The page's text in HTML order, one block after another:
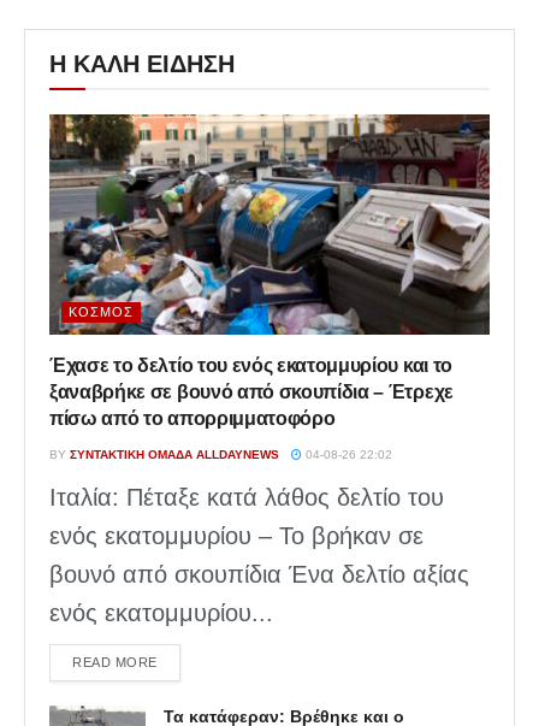
Η ΚΑΛΗ ΕΙΔΗΣΗ
ΚΌΣΜΟΣ
Έχασε το δελτίο του ενός εκατομμυρίου και το
ξαναβρήκε σε βουνό από σκουπίδια – Έτρεχε
πίσω από το απορριμματοφόρο
BY ΣΥΝΤΑΚΤΙΚΉ ΟΜΆΔΑ ALLDAYNEWS 04-08-26 22:02
Ιταλία: Πέταξε κατά λάθος δελτίο του
ενός εκατομμυρίου – Το βρήκαν σε
βουνό από σκουπίδια Ένα δελτίο αξίας
ενός εκατομμυρίου...
READ MOREDETAILS
Τα κατάφεραν: Βρέθηκε και ο